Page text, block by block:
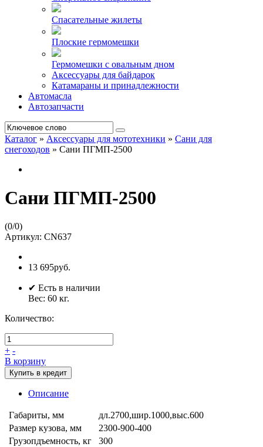
Спасательные жилеты
Плоские гермомешки
Гермомешки с овальным дном
Аксессуары для байдарок
Катамараны и принадлежности
Автомасла
Автозапчасти
Каталог » Аксессуары для мототехники » Сани для
снегоходов » Сани ПГМП-2500
Сани ПГМП-2500
(0/0)
Артикул: CN637
13 695руб.
✔ Есть в наличии
Вес: 60 кг.
Количество:
+ -
В корзину
Купить в кредит
Описание
Габариты, мм
дл.2700,шир.1000,выс.600
Размер кузова, мм
2300-900-400
Грузопдъемность, кг
300